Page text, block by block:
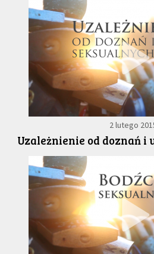
2 lutego
Uzależnienie od doznań i